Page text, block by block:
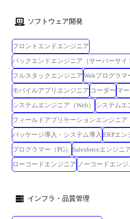
ソフトウェア開発
フロントエンドエンジニア
バックエンドエンジニア（サーバーサイ
フルスタックエンジニア Webプログラマ
モバイルアプリエンジニア コーダー マ
システムエンジニア（Web）
システムエ
フィールドアプリケーションエンジニア
パッケージ導入・システム導入 ERPエン
プログラマー（PG）
Salesforceエンジニ
ローコードエンジニア ノーコードエンジ
インフラ・品質管理